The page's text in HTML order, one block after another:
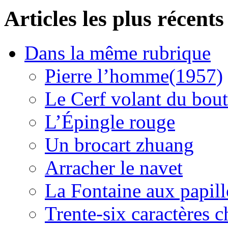
Articles les plus récents
Dans la même rubrique
Pierre l’homme(1957)
Le Cerf volant du
L’Épingle rouge
Un brocart zhuang
Arracher le navet
La Fontaine aux
Trente-six caractères